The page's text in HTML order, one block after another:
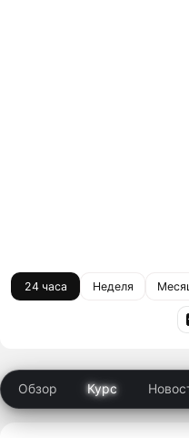
24 часа Неделя
Обзор Курс